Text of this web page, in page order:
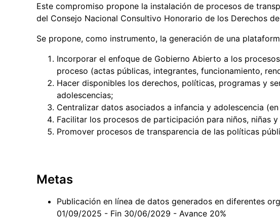
Este compromiso propone la instalación de procesos de
del Consejo Nacional Consultivo Honorario de los Derechos
Se propone, como instrumento, la generación de una
Incorporar el enfoque de Gobierno Abierto a los
proceso (actas públicas, integrantes, funcionamiento,
Hacer disponibles los derechos, políticas, programas y
adolescencias;
Centralizar datos asociados a infancia y adolescencia
Facilitar los procesos de participación para niños,
Promover procesos de transparencia de las políticas
Metas
Publicación en línea de datos generados en diferentes
01/09/2025 - Fin 30/06/2029 - Avance 20%